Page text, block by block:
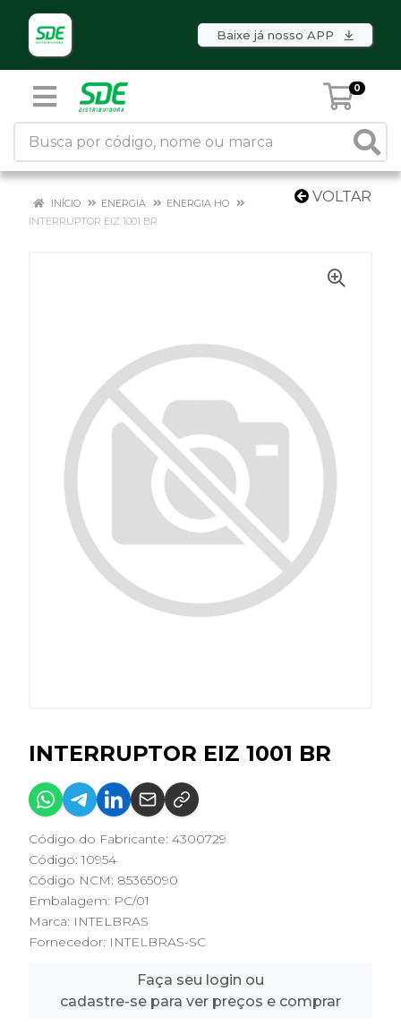
Baixe já nosso APP
0
VOLTAR
INÍCIO ENERGIA
ENERGIA HO
INTERRUPTOR EIZ 1001 BR
INTERRUPTOR EIZ 1001 BR
Código do Fabricante: 4300729
Código: 10954
Código NCM: 85365090
Embalagem: PC/01
Marca: INTELBRAS
Fornecedor: INTELBRAS-SC
Faça seu login ou
cadastre-se para ver preços e comprar